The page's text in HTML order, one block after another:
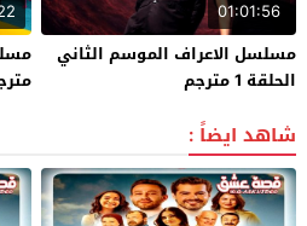
01:01:56
مسلسل الاعراف الموسم الثاني
الحلقة 1 مترجم
شاهد ايضاً :